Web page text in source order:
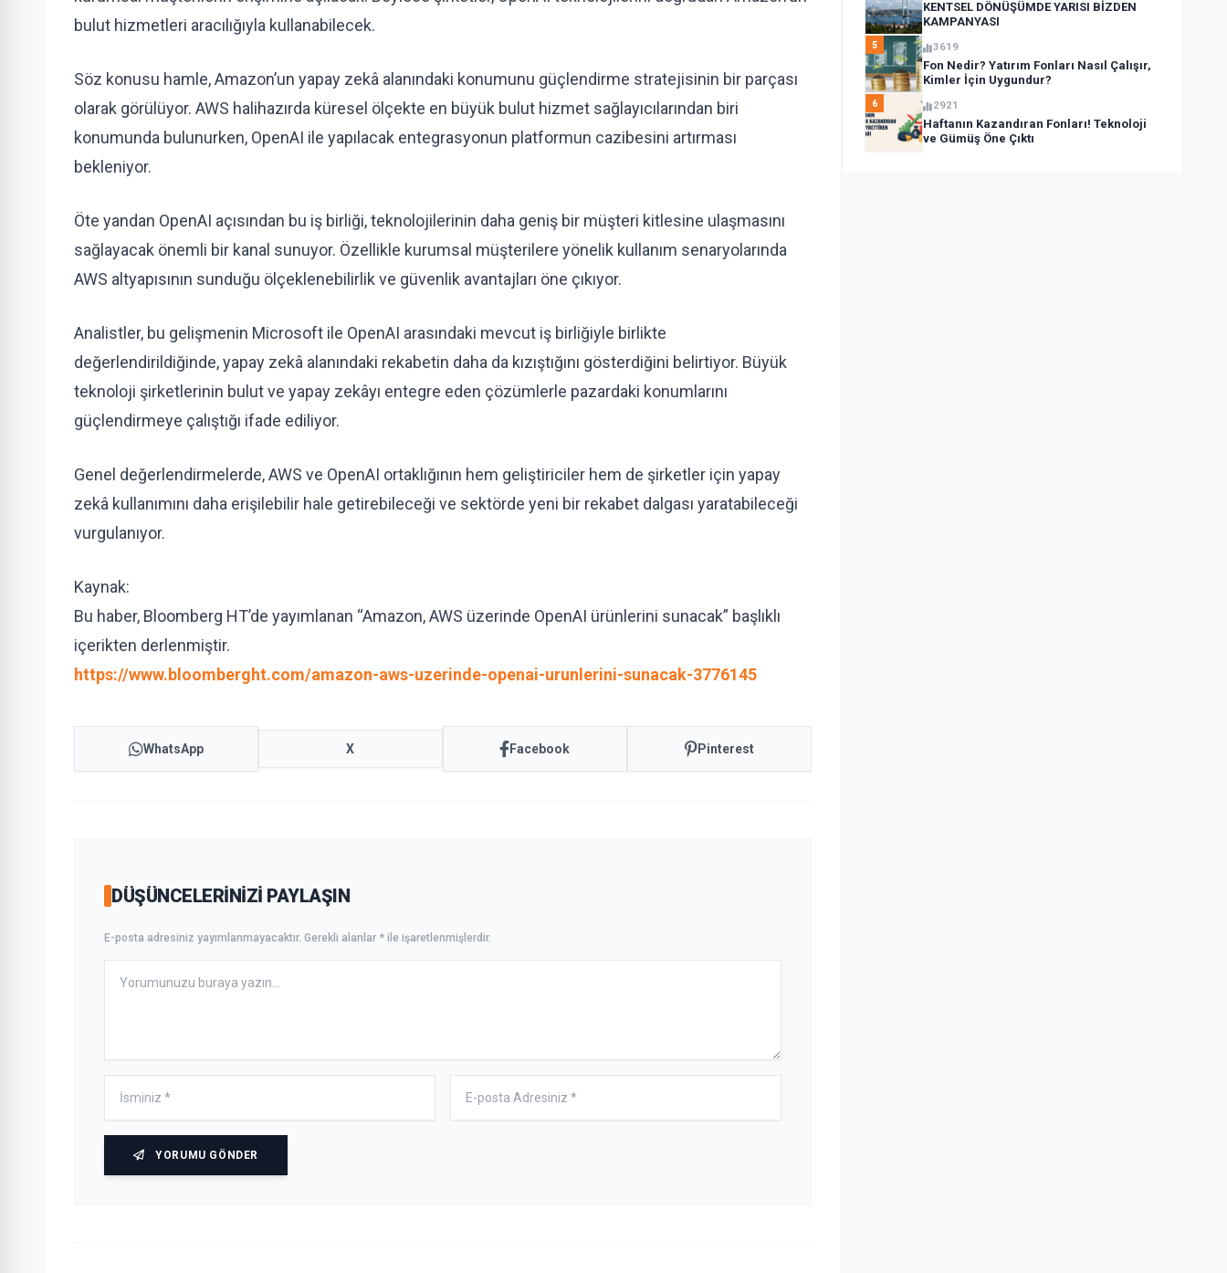
bulut hizmetleri aracılığıyla kullanabilecek.
Söz konusu hamle, Amazon’un yapay zekâ alanındaki konumunu güçlendirme stratejisinin bir parçası
olarak görülüyor. AWS halihazırda küresel ölçekte en büyük bulut hizmet sağlayıcılarından biri
konumunda bulunurken, OpenAI ile yapılacak entegrasyonun platformun cazibesini artırması
bekleniyor.
Öte yandan OpenAI açısından bu iş birliği, teknolojilerinin daha geniş bir müşteri kitlesine ulaşmasını
sağlayacak önemli bir kanal sunuyor. Özellikle kurumsal müşterilere yönelik kullanım senaryolarında
AWS altyapısının sunduğu ölçeklenebilirlik ve güvenlik avantajları öne çıkıyor.
Analistler, bu gelişmenin Microsoft ile OpenAI arasındaki mevcut iş birliğiyle birlikte
değerlendirildiğinde, yapay zekâ alanındaki rekabetin daha da kızıştığını gösterdiğini belirtiyor. Büyük
teknoloji şirketlerinin bulut ve yapay zekâyı entegre eden çözümlerle pazardaki konumlarını
güçlendirmeye çalıştığı ifade ediliyor.
Genel değerlendirmelerde, AWS ve OpenAI ortaklığının hem geliştiriciler hem de şirketler için yapay
zekâ kullanımını daha erişilebilir hale getirebileceği ve sektörde yeni bir rekabet dalgası yaratabileceği
vurgulanıyor.
Kaynak:
Bu haber, Bloomberg HT’de yayımlanan “Amazon, AWS üzerinde OpenAI ürünlerini sunacak” başlıklı
içerikten derlenmiştir.
https://www.bloomberght.com/amazon-aws-uzerinde-openai-urunlerini-sunacak-3776145
WhatsApp X Facebook Pinterest
DÜŞÜNCELERINIZI PAYLAŞIN
E-posta adresiniz yayımlanmayacaktır. Gerekli alanlar * ile işaretlenmişlerdir.
YORUMU GÖNDER
KENTSEL DÖNÜŞÜMDE YARISI BİZDEN
KAMPANYASI
5 3619
Fon Nedir? Yatırım Fonları Nasıl Çalışır,
Kimler İçin Uygundur?
6 2921
Haftanın Kazandıran Fonları! Teknoloji
ve Gümüş Öne Çıktı